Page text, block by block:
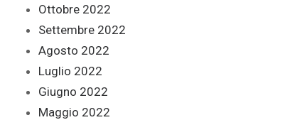
Ottobre 2022
Settembre 2022
Agosto 2022
Luglio 2022
Giugno 2022
Maggio 2022